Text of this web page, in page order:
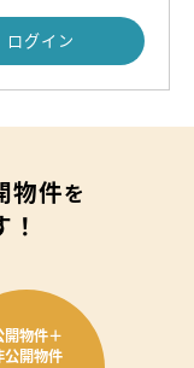
ログイン
物件を
開物件＋
公開物件